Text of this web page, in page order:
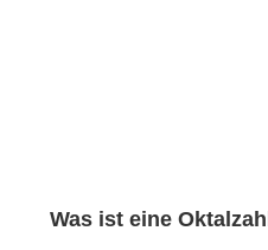
Was ist eine